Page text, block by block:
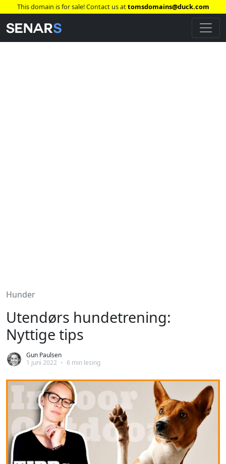
This domain is for sale! Contact us attomsdomains@duck.com
Hunder
Utendørs hundetrening:
Nyttige tips
Gun Paulsen
1 juni 2022 • 6 min lesing